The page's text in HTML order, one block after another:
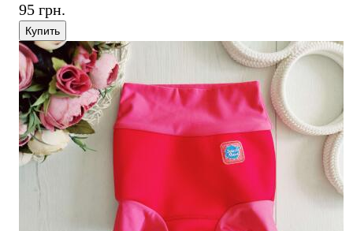
95 грн.
Купить